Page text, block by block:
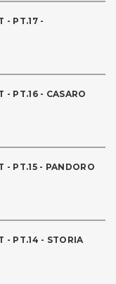
- PT.17 -
- PT.16 - CASARO
- PT.15 - PANDORO
- PT.14 - STORIA